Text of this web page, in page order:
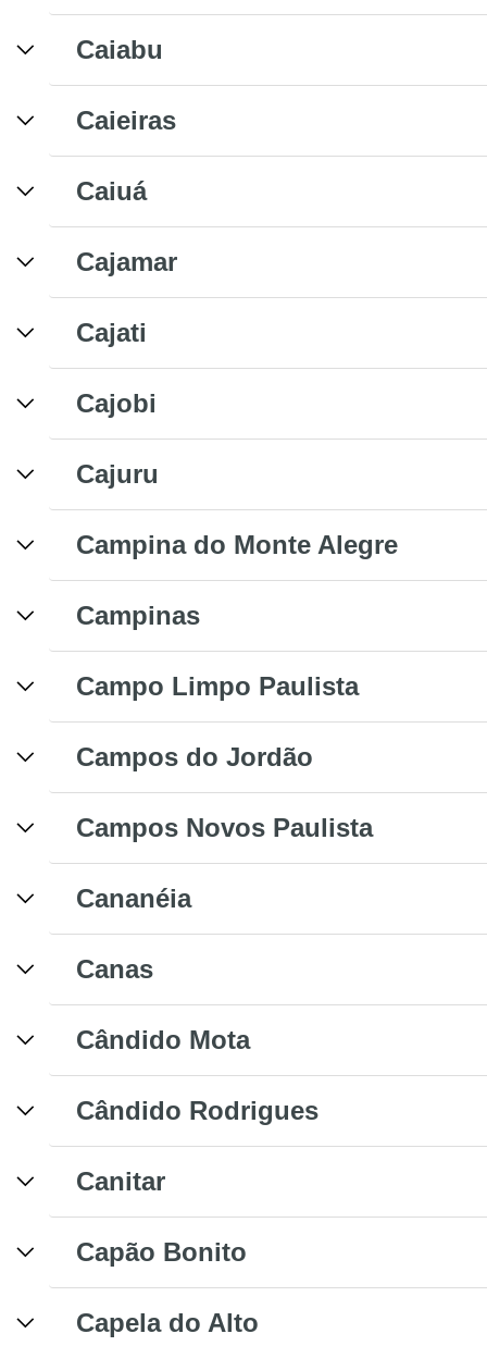
Caiabu
Caieiras
Caiuá
Cajamar
Cajati
Cajobi
Cajuru
Campina do Monte Alegre
Campinas
Campo Limpo Paulista
Campos do Jordão
Campos Novos Paulista
Cananéia
Canas
Cândido Mota
Cândido Rodrigues
Canitar
Capão Bonito
Capela do Alto